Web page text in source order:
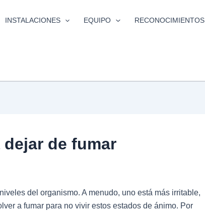
INSTALACIONES EQUIPO RECONOCIMIENTOS
de fumar
del organismo. A menudo, uno está más irritable,
a fumar para no vivir estos estados de ánimo. Por